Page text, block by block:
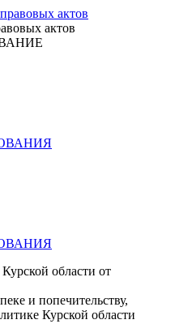
актов
области от
и попечительству,
Курской области